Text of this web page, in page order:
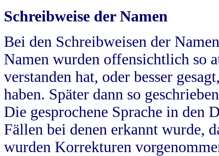
Schreibweise der Namen
Bei den Schreibweisen der
Namen wurden offensichtlich so
verstanden hat, oder besser
haben. Später dann so
Die gesprochene Sprache in
Fällen bei denen erkannt wurde,
wurden Korrekturen